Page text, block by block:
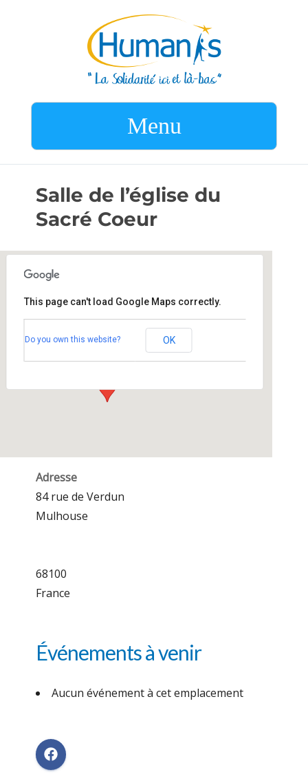
Menu
Salle de l’église du
Sacré Coeur
Salle de l’église du Sacré Coeur
84 rue de Verdun - Mulhouse
This page can't load Google Maps correctly.
Do you own this website? OK
Adresse
84 rue de Verdun
Mulhouse
68100
France
Événements à venir
Aucun événement à cet emplacement